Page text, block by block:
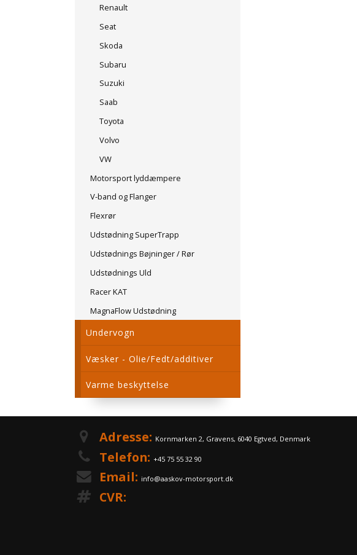
Renault
Seat
Skoda
Subaru
Suzuki
Saab
Toyota
Volvo
VW
Motorsport lyddæmpere
V-band og Flanger
Flexrør
Udstødning SuperTrapp
Udstødnings Bøjninger / Rør
Udstødnings Uld
Racer KAT
MagnaFlow Udstødning
Undervogn
Væsker - Olie/Fedt/additiver
Varme beskyttelse
Adresse: Kornmarken 2, Gravens, 6040 Egtved, Denmark
Telefon: +45 75 55 32 90
Email: info@aaskov-motorsport.dk
CVR: